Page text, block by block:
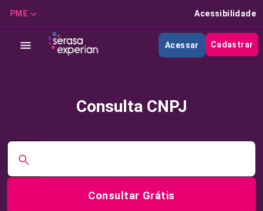
PME Acessibilidade
Acessar Cadastrar
Consulta CNPJ
Consultar Grátis